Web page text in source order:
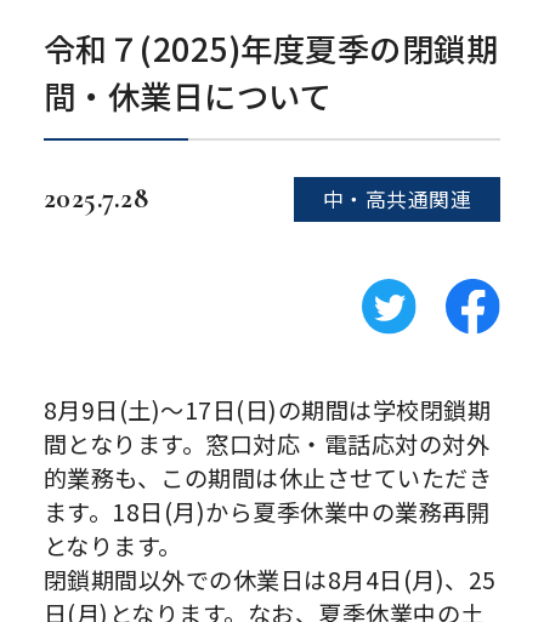
令和７(2025)年度夏季の閉鎖期
間・休業日について
2025.7.28 中・高共通関連
8月9日(土)〜17日(日)の期間は学校閉鎖期
間となります。窓口対応・電話応対の対外
的業務も、この期間は休止させていただき
ます。18日(月)から夏季休業中の業務再開
となります。
閉鎖期間以外での休業日は8月4日(月)、25
日(月)となります。なお、夏季休業中の土